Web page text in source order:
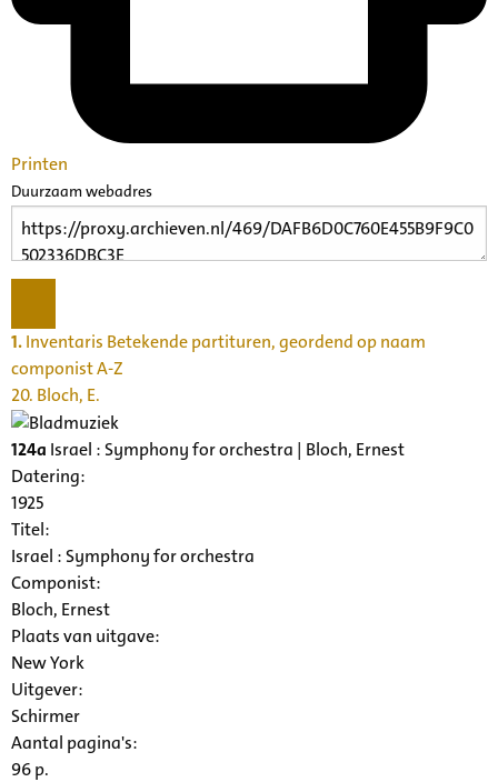
Printen
Duurzaam webadres
1.Inventaris Betekende partituren, geordend op naam
componist A-Z
20. Bloch, E.
124a Israel : Symphony for orchestra | Bloch, Ernest
Datering:
1925
Titel:
Israel : Symphony for orchestra
Componist:
Bloch, Ernest
Plaats van uitgave:
New York
Uitgever:
Schirmer
Aantal pagina's:
96 p.